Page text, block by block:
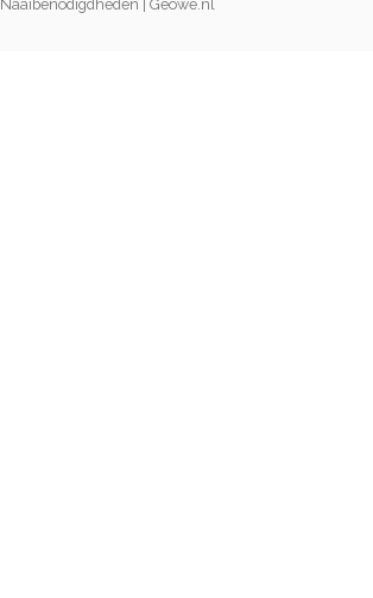
Naaibenodigdheden | Geowe.nl